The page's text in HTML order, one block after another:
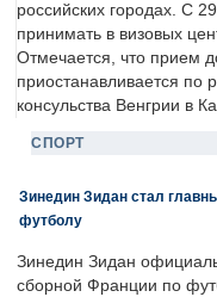
российских городах. С
принимать в визовых
Отмечается, что прием
приостанавливается по
консульства Венгрии в
СПОРТ
Зинедин Зидан стал
футболу
Зинедин Зидан
сборной Франции по